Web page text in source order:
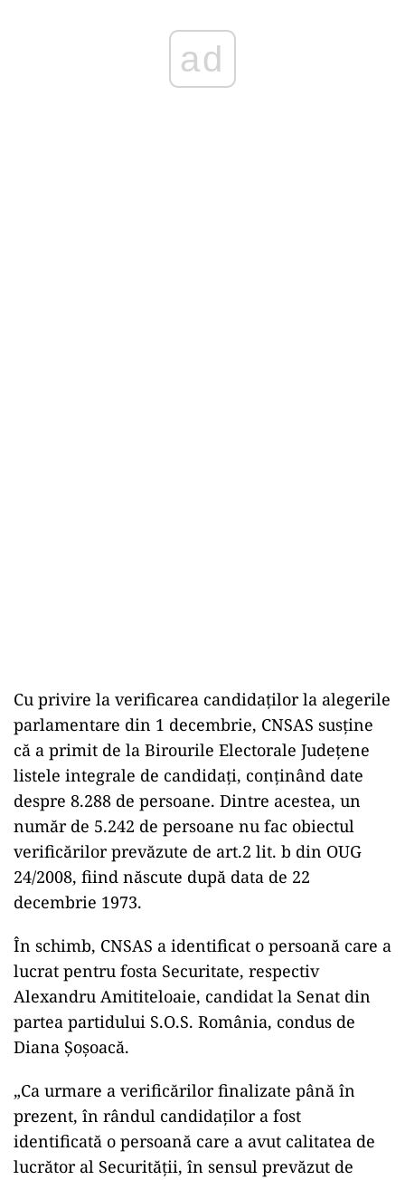
Cu privire la verificarea candidaților la alegerile
parlamentare din 1 decembrie, CNSAS susține
că a primit de la Birourile Electorale Județene
listele integrale de candidați, conținând date
despre 8.288 de persoane. Dintre acestea, un
număr de 5.242 de persoane nu fac obiectul
verificărilor prevăzute de art.2 lit. b din OUG
24/2008, fiind născute după data de 22
decembrie 1973.
În schimb, CNSAS a identificat o persoană care a
lucrat pentru fosta Securitate, respectiv
Alexandru Amititeloaie, candidat la Senat din
partea partidului S.O.S. România, condus de
Diana Șoșoacă.
„Ca urmare a verificărilor finalizate până în
prezent, în rândul candidaților a fost
identificată o persoană care a avut calitatea de
lucrător al Securității, în sensul prevăzut de